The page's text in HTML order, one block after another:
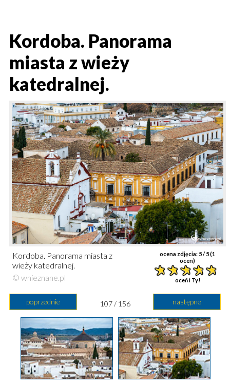
Kordoba. Panorama
miasta z wieży
katedralnej.
ocena zdjęcia: 5/ 5 (1
ocen)
oceń i Ty!
Kordoba. Panorama miasta z
wieży katedralnej.
© wnieznane.pl
poprzednie następne
107 / 156